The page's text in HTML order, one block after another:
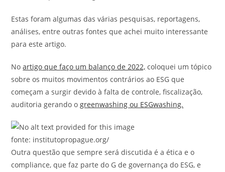
Estas foram algumas das várias pesquisas, reportagens,
análises, entre outras fontes que achei muito interessante
para este artigo.
Noartigo que faço um balanço de 2022, coloquei um tópico
sobre os muitos movimentos contrários ao ESG que
começam a surgir devido à falta de controle, fiscalização,
auditoria gerando ogreenwashing ou ESGwashing.
fonte: institutopropague.org/
Outra questão que sempre será discutida é a ética e o
compliance, que faz parte do G de governança do ESG, e